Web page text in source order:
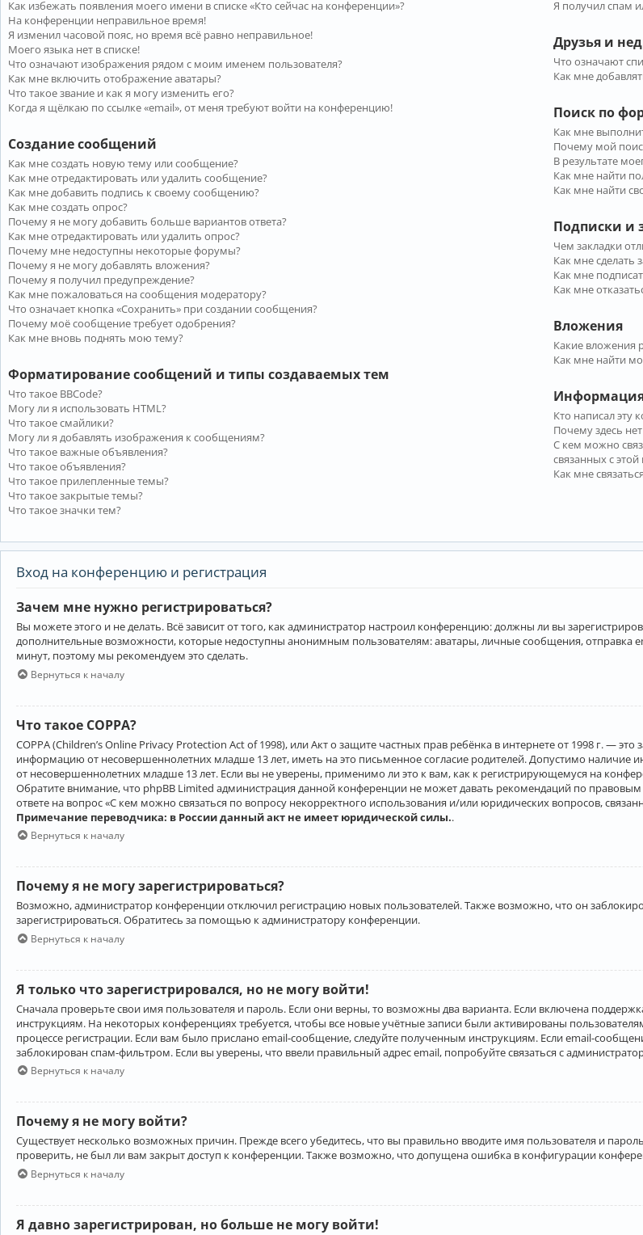
Как избежать появления моего имени в списке «Кто сейчас на конференции»?
На конференции неправильное время!
Я изменил часовой пояс, но время всё равно неправильное!
Моего языка нет в списке!
Что означают изображения рядом с моим именем пользователя?
Как мне включить отображение аватары?
Что такое звание и как я могу изменить его?
Когда я щёлкаю по ссылке «email», от меня требуют войти на конференцию!
Создание сообщений
Как мне создать новую тему или сообщение?
Как мне отредактировать или удалить сообщение?
Как мне добавить подпись к своему сообщению?
Как мне создать опрос?
Почему я не могу добавить больше вариантов ответа?
Как мне отредактировать или удалить опрос?
Почему мне недоступны некоторые форумы?
Почему я не могу добавлять вложения?
Почему я получил предупреждение?
Как мне пожаловаться на сообщения модератору?
Что означает кнопка «Сохранить» при создании сообщения?
Почему моё сообщение требует одобрения?
Как мне вновь поднять мою тему?
Форматирование сообщений и типы создаваемых тем
Что такое BBCode?
Могу ли я использовать HTML?
Что такое смайлики?
Могу ли я добавлять изображения к сообщениям?
Что такое важные объявления?
Что такое объявления?
Что такое прилепленные темы?
Что такое закрытые темы?
Что такое значки тем?
Я получил спам
Друзья и
Что означают
Как мне
Поиск по
Как мне
Почему мой
В результате
Как мне найти
Как мне найти
Подписки и
Чем закладки
Как мне сделать
Как мне
Как мне
Вложения
Какие вложения
Как мне найти
Информация
Кто написал эту
Почему здесь
С кем можно
связанных с
Как мне
Вход на конференцию и регистрация
Зачем мне нужно регистрироваться?
Вы можете этого и не делать. Всё зависит от того, как администратор настроил конференцию: должны ли вы
дополнительные возможности, которые недоступны анонимным пользователям: аватары, личные сообщения, отправка
минут, поэтому мы рекомендуем это сделать.
Вернуться к началу
Что такое COPPA?
COPPA (Children’s Online Privacy Protection Act of 1998), или Акт о защите частных прав ребёнка в интернете от 1998 г. —
информацию от несовершеннолетних младше 13 лет, иметь на это письменное согласие родителей. Допустимо
от несовершеннолетних младше 13 лет. Если вы не уверены, применимо ли это к вам, как к регистрирующемуся на
Обратите внимание, что phpBB Limited администрация данной конференции не может давать рекомендаций по
ответе на вопрос «С кем можно связаться по вопросу некорректного использования и/или юридических вопросов,
Примечание переводчика: в России данный акт не имеет юридической силы..
Вернуться к началу
Почему я не могу зарегистрироваться?
Возможно, администратор конференции отключил регистрацию новых пользователей. Также возможно, что он
зарегистрироваться. Обратитесь за помощью к администратору конференции.
Вернуться к началу
Я только что зарегистрировался, но не могу войти!
Сначала проверьте свои имя пользователя и пароль. Если они верны, то возможны два варианта. Если включена
инструкциям. На некоторых конференциях требуется, чтобы все новые учётные записи были активированы
процессе регистрации. Если вам было прислано email-сообщение, следуйте полученным инструкциям. Если email-
заблокирован спам-фильтром. Если вы уверены, что ввели правильный адрес email, попробуйте связаться с
Вернуться к началу
Почему я не могу войти?
Существует несколько возможных причин. Прежде всего убедитесь, что вы правильно вводите имя пользователя и
проверить, не был ли вам закрыт доступ к конференции. Также возможно, что допущена ошибка в конфигурации
Вернуться к началу
Я давно зарегистрирован, но больше не могу войти!